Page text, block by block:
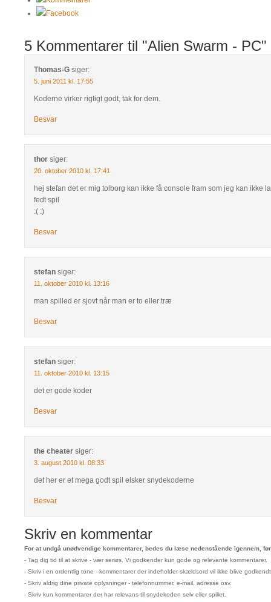
Facebook
5 Kommentarer til "Alien Swarm - PC"
Thomas-G siger:
5. juni 2011 kl. 17:55
Koderne virker rigtigt godt, tak for dem.
Besvar
thor siger:
20. oktober 2010 kl. 17:41
hej stefan det er mig tolborg kan ikke få console fram som jeg kan ikke
fedt spil
:( :)
Besvar
stefan siger:
11. oktober 2010 kl. 13:16
man spilled er sjovt når man er to eller træ
Besvar
stefan siger:
11. oktober 2010 kl. 13:15
det er gode koder
Besvar
the cheater siger:
3. august 2010 kl. 08:33
det her er et mega godt spil elsker snydekoderne
Besvar
Skriv en kommentar
For at undgå unødvendige kommentarer, bedes du læse nedenstående igennem,
- Tag dig tid til at skrive - vær seriøs. Vi godkender kun gode og relevante kommentarer.
- Skriv i en ordentlig tone - kommentarer der indeholder skældsord vil ikke blive
- Skriv aldrig dine private oplysninger - telefonnummer, e-mail, adresse osv.
- Skriv kun kommentarer der har relevans til snydekoden selv eller spillet.